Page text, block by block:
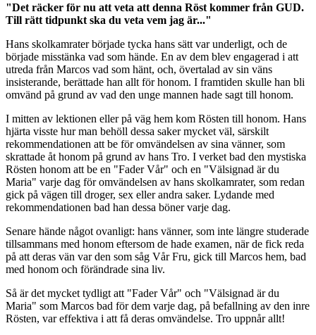
"Det räcker för nu att veta att denna Röst kommer från GUD.
Till rätt tidpunkt ska du veta vem jag är..."
Hans skolkamrater började tycka hans sätt var underligt, och de
började misstänka vad som hände. En av dem blev engagerad i att
utreda från Marcos vad som hänt, och, övertalad av sin väns
insisterande, berättade han allt för honom. I framtiden skulle han bli
omvänd på grund av vad den unge mannen hade sagt till honom.
I mitten av lektionen eller på väg hem kom Rösten till honom. Hans
hjärta visste hur man behöll dessa saker mycket väl, särskilt
rekommendationen att be för omvändelsen av sina vänner, som
skrattade åt honom på grund av hans Tro. I verket bad den mystiska
Rösten honom att be en "Fader Vår" och en "Välsignad är du
Maria" varje dag för omvändelsen av hans skolkamrater, som redan
gick på vägen till droger, sex eller andra saker. Lydande med
rekommendationen bad han dessa böner varje dag.
Senare hände något ovanligt: hans vänner, som inte längre studerade
tillsammans med honom eftersom de hade examen, när de fick reda
på att deras vän var den som såg Vår Fru, gick till Marcos hem, bad
med honom och förändrade sina liv.
Så är det mycket tydligt att "Fader Vår" och "Välsignad är du
Maria" som Marcos bad för dem varje dag, på befallning av den inre
Rösten, var effektiva i att få deras omvändelse. Tro uppnår allt!